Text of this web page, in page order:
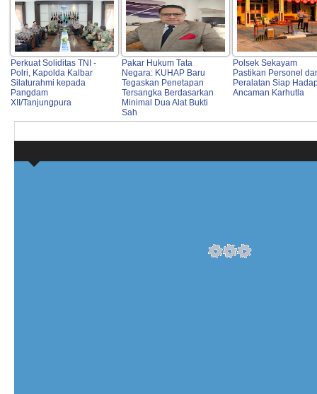
Perkuat Soliditas TNI -
Polri, Kapolda Kalbar
Silaturahmi kepada
Pangdam
XII/Tanjungpura
Pakar Hukum Tata
Negara: KUHAP Baru
Tegaskan Penetapan
Tersangka Berdasarkan
Minimal Dua Alat Bukti
Sah
Polsek Sekayam
Pastikan Personel
Peralatan Siap
Ancaman Karhutla